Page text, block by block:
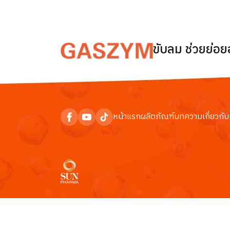
ขับลม ช่วยย่อ
หน้าแรกผลิตภัณฑ์บทความเกี่ยวกับ